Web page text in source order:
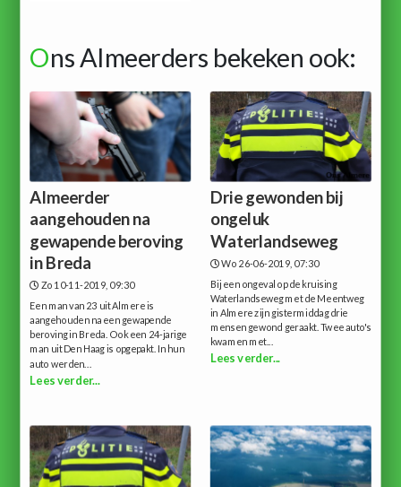
Ons Almeerders bekeken ook:
Almeerder
aangehouden na
gewapende beroving
in Breda
Zo 10-11-2019, 09:30
Een man van 23 uit Almere is
aangehouden na een gewapende
beroving in Breda. Ook een 24-jarige
man uit Den Haag is opgepakt. In hun
auto werden...
Lees verder...
Drie gewonden bij
ongeluk
Waterlandseweg
Wo 26-06-2019, 07:30
Bij een ongeval op de kruising
Waterlandseweg met de Meentweg
in Almere zijn gistermiddag drie
mensen gewond geraakt. Twee auto's
kwamen met...
Lees verder...